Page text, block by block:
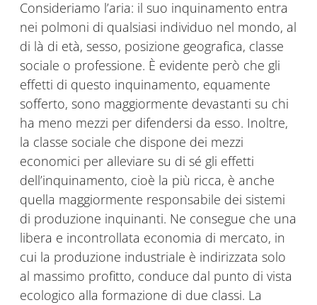
Consideriamo l’aria: il suo inquinamento entra
nei polmoni di qualsiasi individuo nel mondo, al
di là di età, sesso, posizione geografica, classe
sociale o professione. È evidente però che gli
effetti di questo inquinamento, equamente
sofferto, sono maggiormente devastanti su chi
ha meno mezzi per difendersi da esso. Inoltre,
la classe sociale che dispone dei mezzi
economici per alleviare su di sé gli effetti
dell’inquinamento, cioè la più ricca, è anche
quella maggiormente responsabile dei sistemi
di produzione inquinanti. Ne consegue che una
libera e incontrollata economia di mercato, in
cui la produzione industriale è indirizzata solo
al massimo profitto, conduce dal punto di vista
ecologico alla formazione di due classi. La